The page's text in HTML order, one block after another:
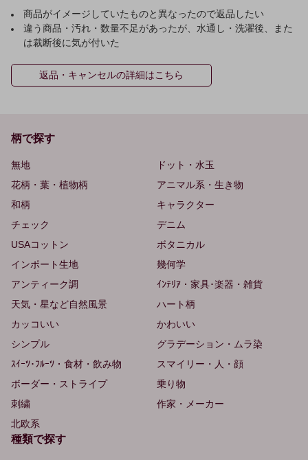
商品がイメージしていたものと異なったので返品したい
違う商品・汚れ・数量不足があったが、水通し・洗濯後、また
は裁断後に気が付いた
返品・キャンセルの詳細はこちら
柄で探す
無地
ドット・水玉
花柄・葉・植物柄
アニマル系・生き物
和柄
キャラクター
チェック
デニム
USAコットン
ボタニカル
インポート生地
幾何学
アンティーク調
ｲﾝﾃﾘｱ・家具･楽器・雑貨
天気・星など自然風景
ハート柄
カッコいい
かわいい
シンプル
グラデーション・ムラ染
ｽｲｰﾂ･ﾌﾙｰﾂ・食材・飲み物
スマイリー・人・顔
ボーダー・ストライプ
乗り物
刺繍
作家・メーカー
北欧系
種類で探す